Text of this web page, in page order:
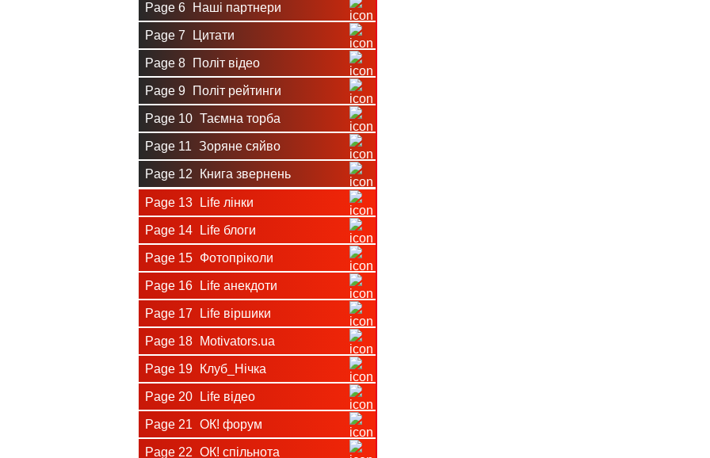
Page 6 Наші партнери
Page 7 Цитати
Page 8 Політ відео
Page 9 Політ рейтинги
Page 10 Таємна торба
Page 11 Зоряне сяйво
Page 12 Книга звернень
Page 13 Life лінки
Page 14 Life блоги
Page 15 Фотопріколи
Page 16 Life анекдоти
Page 17 Life віршики
Page 18 Motivators.ua
Page 19 Клуб_Нічка
Page 20 Life відео
Page 21 ОК! форум
Page 22 ОК! спільнота